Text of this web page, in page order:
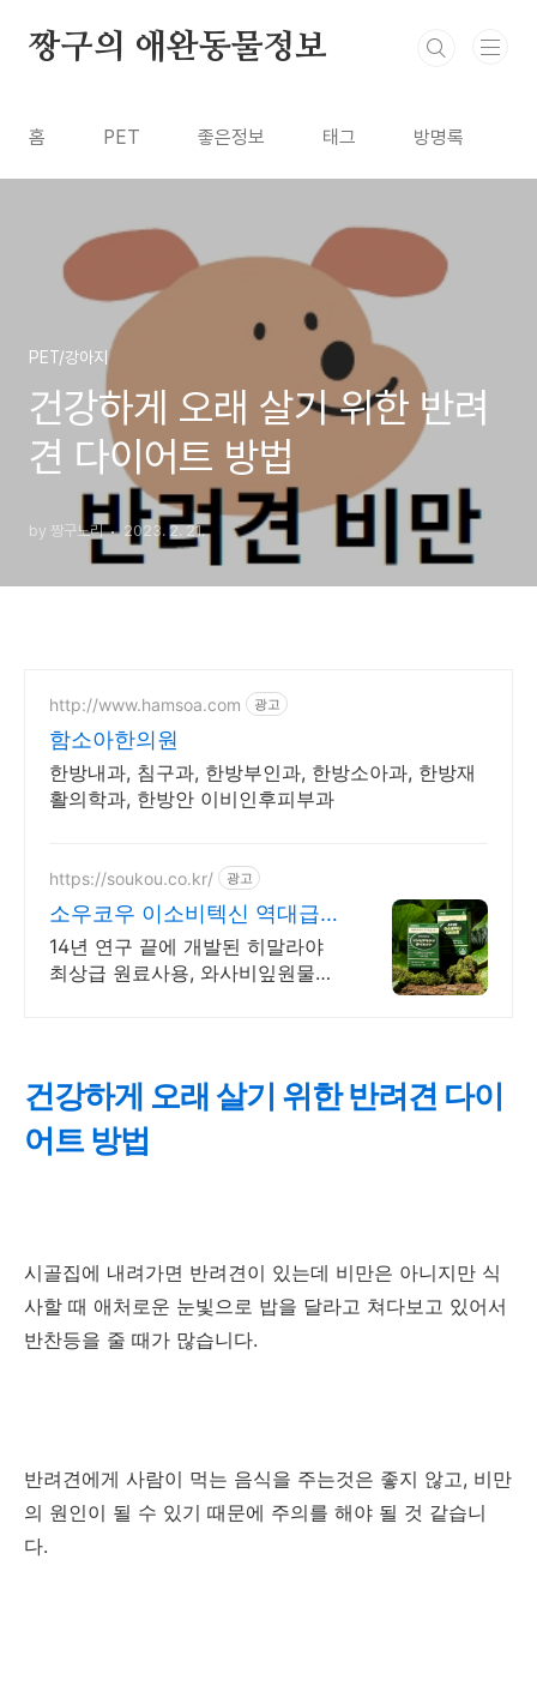
짱구의 애완동물정보
홈 PET 좋은정보 태그 방명록
PET/강아지
건강하게 오래 살기 위한 반려
견 다이어트 방법
by 짱구노리 2023. 2. 21.
http://www.hamsoa.com 광고
함소아한의원
한방내과, 침구과, 한방부인과, 한방소아과, 한방재
활의학과, 한방안 이비인후피부과
https://soukou.co.kr/ 광고
소우코우 이소비텍신 역대급
1+1 특가
14년 연구 끝에 개발된 히말라야
최상급 원료사용, 와사비잎원물
건강하게 오래 살기 위한 반려견 다이
어트 방법
시골집에 내려가면 반려견이 있는데 비만은 아니지만 식
사할 때 애처로운 눈빛으로 밥을 달라고 쳐다보고 있어서
반찬등을 줄 때가 많습니다.
반려견에게 사람이 먹는 음식을 주는것은 좋지 않고, 비만
의 원인이 될 수 있기 때문에 주의를 해야 될 것 같습니
다.